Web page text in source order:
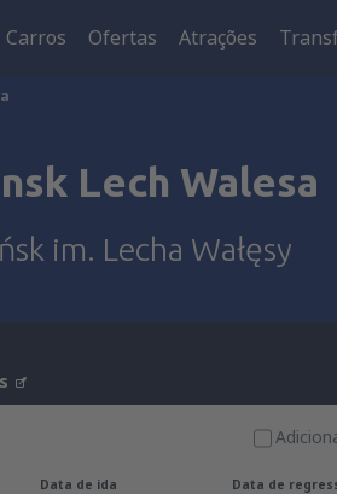
Carros Ofertas Atrações
Lech Walesa
im. Lecha Wałęsy
Data de ida Data de